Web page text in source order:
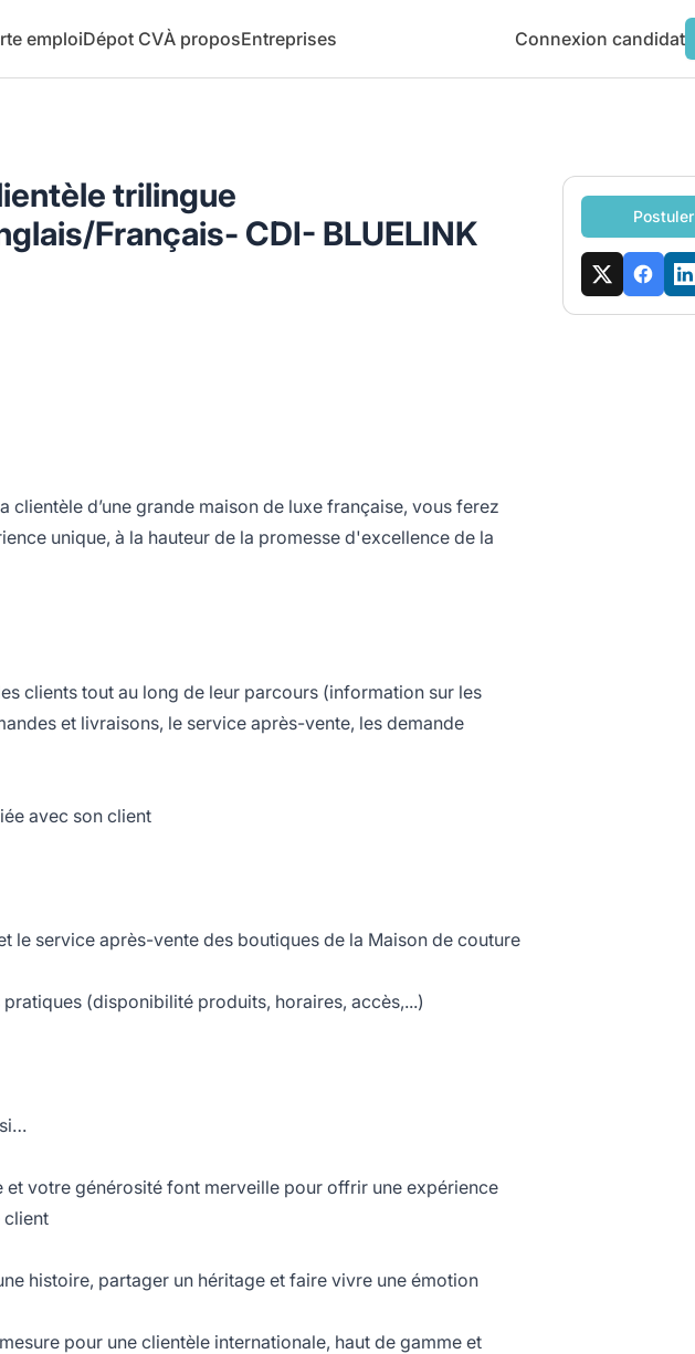
emploiDépot CVÀ proposEntreprises Connexion candidat
trilingue
Français- CDI- BLUELINK
clientèle d’une grande maison de luxe française, vous ferez
unique, à la hauteur de la promesse d'excellence de la
clients tout au long de leur parcours (information sur les
et livraisons, le service après-vente, les demande
avec son client
le service après-vente des boutiques de la Maison de couture
(disponibilité produits, horaires, accès,...)
et votre générosité font merveille pour offrir une expérience
client
histoire, partager un héritage et faire vivre une émotion
pour une clientèle internationale, haut de gamme et
Postuler